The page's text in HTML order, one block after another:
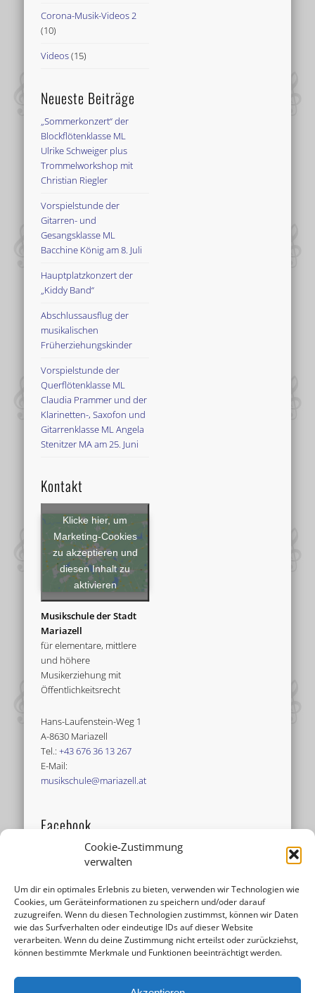
Cookie-Zustimmung
verwalten
Um dir ein optimales Erlebnis zu bieten, verwenden wir Technologien wie
Cookies, um Geräteinformationen zu speichern und/oder darauf
zuzugreifen. Wenn du diesen Technologien zustimmst, können wir Daten
wie das Surfverhalten oder eindeutige IDs auf dieser Website
verarbeiten. Wenn du deine Zustimmung nicht erteilst oder zurückziehst,
können bestimmte Merkmale und Funktionen beeinträchtigt werden.
Corona-Musik-Videos 2
(10)
Videos(15)
Neueste Beiträge
„Sommerkonzert“ der
Blockflötenklasse ML
Ulrike Schweiger plus
Trommelworkshop mit
Christian Riegler
Vorspielstunde der
Gitarren- und
Gesangsklasse ML
Bacchine König am 8. Juli
Hauptplatzkonzert der
„Kiddy Band“
Abschlussausflug der
musikalischen
Früherziehungskinder
Vorspielstunde der
Querflötenklasse ML
Claudia Prammer und der
Klarinetten-, Saxofon und
Gitarrenklasse ML Angela
Stenitzer MA am 25. Juni
Kontakt
Klicke hier, um
Marketing-Cookies
zu akzeptieren und
diesen Inhalt zu
aktivieren
Musikschule der Stadt
Mariazell
für elementare, mittlere
und höhere
Musikerziehung mit
Öffentlichkeitsrecht
Hans-Laufenstein-Weg 1
A-8630 Mariazell
Tel.:+43 676 36 13 267
E-Mail:
musikschule@mariazell.at
Facebook